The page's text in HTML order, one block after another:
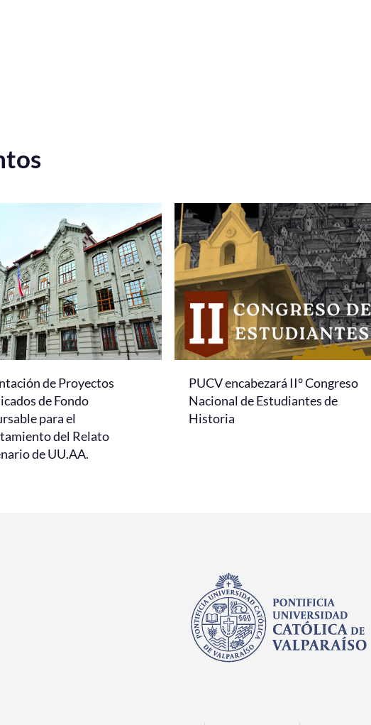
de Proyectos
de Fondo
para el
del Relato
de UU.AA.
PUCV encabezará II° Congreso
Nacional de Estudiantes de
Historia